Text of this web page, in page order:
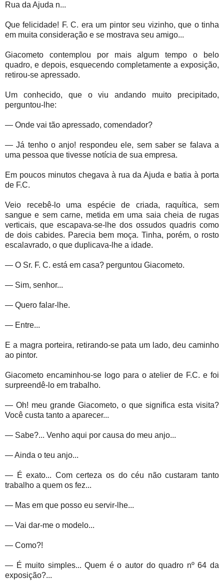
Rua da Ajuda n...
Que felicidade! F. C. era um pintor seu vizinho, que o tinha
em muita consideração e se mostrava seu amigo...
Giacometo contemplou por mais algum tempo o belo
quadro, e depois, esquecendo completamente a exposição,
retirou-se apressado.
Um conhecido, que o viu andando muito precipitado,
perguntou-lhe:
— Onde vai tão apressado, comendador?
— Já tenho o anjo! respondeu ele, sem saber se falava a
uma pessoa que tivesse notícia de sua empresa.
Em poucos minutos chegava à rua da Ajuda e batia à porta
de F.C.
Veio recebê-lo uma espécie de criada, raquítica, sem
sangue e sem carne, metida em uma saia cheia de rugas
verticais, que escapava-se-lhe dos ossudos quadris como
de dois cabides. Parecia bem moça. Tinha, porém, o rosto
escalavrado, o que duplicava-lhe a idade.
— O Sr. F. C. está em casa? perguntou Giacometo.
— Sim, senhor...
— Quero falar-lhe.
— Entre...
E a magra porteira, retirando-se pata um lado, deu caminho
ao pintor.
Giacometo encaminhou-se logo para o atelier de F.C. e foi
surpreendê-lo em trabalho.
— Oh! meu grande Giacometo, o que significa esta visita?
Você custa tanto a aparecer...
— Sabe?... Venho aqui por causa do meu anjo...
— Ainda o teu anjo...
— É exato... Com certeza os do céu não custaram tanto
trabalho a quem os fez...
— Mas em que posso eu servir-lhe...
— Vai dar-me o modelo...
— Como?!
— É muito simples... Quem é o autor do quadro nº 64 da
exposição?...